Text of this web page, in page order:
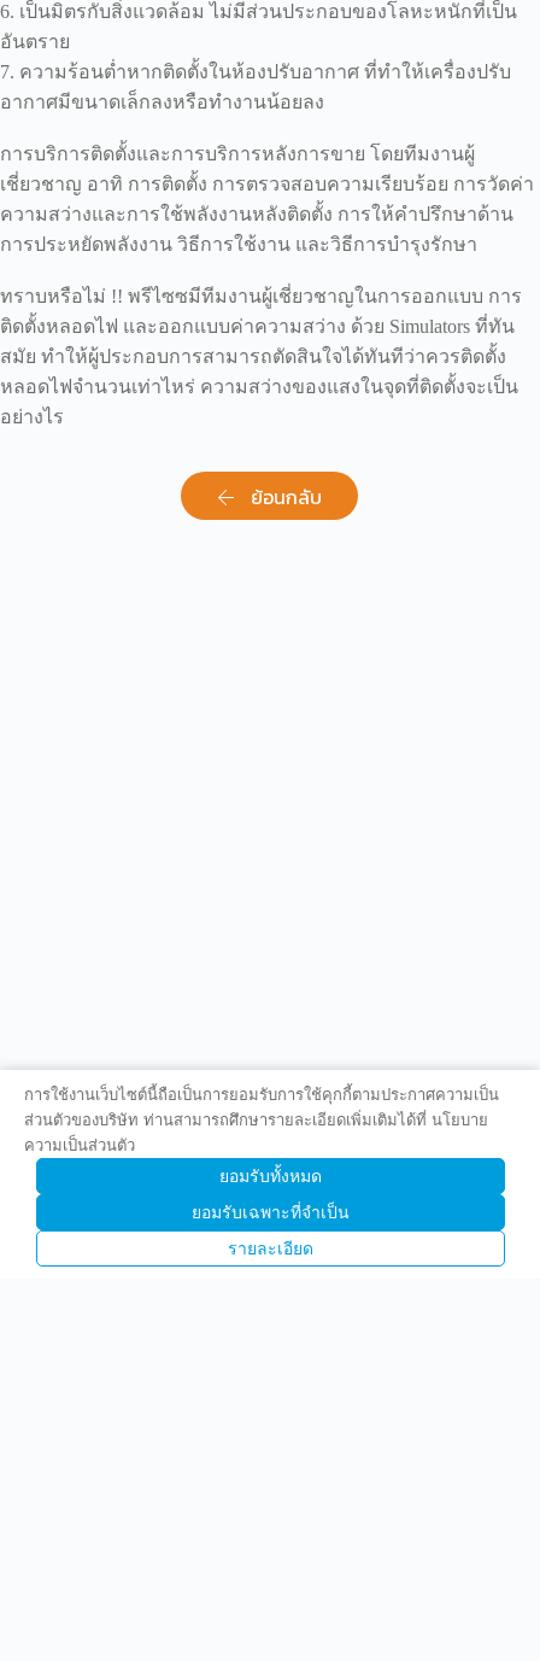
6. เป็นมิตรกับสิ่งแวดล้อม ไม่มีส่วนประกอบของโลหะหนักที่เป็น
อันตราย
7. ความร้อนต่ำหากติดตั้งในห้องปรับอากาศ ที่ทำให้เครื่องปรับ
อากาศมีขนาดเล็กลงหรือทำงานน้อยลง
การบริการติดตั้งและการบริการหลังการขาย โดยทีมงานผู้
เชี่ยวชาญ อาทิ การติดตั้ง การตรวจสอบความเรียบร้อย การวัดค่า
ความสว่างและการใช้พลังงานหลังติดตั้ง การให้คำปรึกษาด้าน
การประหยัดพลังงาน วิธีการใช้งาน และวิธีการบำรุงรักษา
ทราบหรือไม่ !! พรีไซซมีทีมงานผู้เชี่ยวชาญในการออกแบบ การ
ติดตั้งหลอดไฟ และออกแบบค่าความสว่าง ด้วย Simulators ที่ทัน
สมัย ทำให้ผู้ประกอบการสามารถตัดสินใจได้ทันทีว่าควรติดตั้ง
หลอดไฟจำนวนเท่าไหร่ ความสว่างของแสงในจุดที่ติดตั้งจะเป็น
อย่างไร
ย้อนกลับ
การใช้งานเว็บไซต์นี้ถือเป็นการยอมรับการใช้คุกกี้ตามประกาศความเป็น
ส่วนตัวของบริษัท ท่านสามารถศึกษารายละเอียดเพิ่มเติมได้ที่ นโยบาย
ความเป็นส่วนตัว
ยอมรับทั้งหมด
ยอมรับเฉพาะที่จำเป็น
รายละเอียด